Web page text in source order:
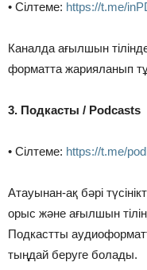
• Сілтеме: https://t.me/
Каналда ағылшын
форматта жарияланып
3. Подкасты / Podcasts
• Сілтеме: https://t.me/
Атауынан-ақ бәрі
орыс және ағылшын
Подкастты
тыңдай беруге болады.